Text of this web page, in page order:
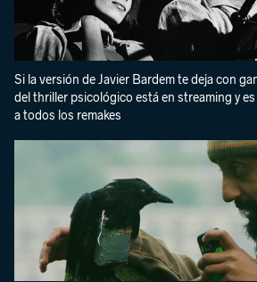
Si la versión de Javier Bardem te deja con
del thriller psicológico está en streaming y
a todos los remakes